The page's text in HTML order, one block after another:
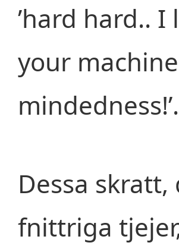
’hard hard.. I
your
mindedness!’.
Dessa skratt,
fnittriga